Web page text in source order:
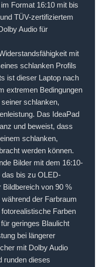
Format 16:10 mit bis
TÜV-zertifiziertem
Audio für
mit
schlanken Profils
ist dieser Laptop nach
extremen Bedingungen
schlanken,
Das IdeaPad
und beweist, dass
schlanken,
werden können.
Bilder mit dem 16:10-
das bis zu OLED-
Bildbereich von 90 %
der Farbraum
Farben
geringes Blaulicht
bei längerer
mit Dolby Audio
runden dieses